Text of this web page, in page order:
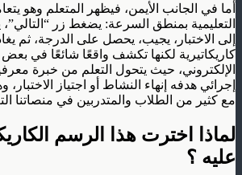
أما في الجانب الأيمن، فيظهر المتعلم وهو
التعليمية بمنطق السرعة: يضغط زر
إلى الاختبار، يجيب، يحصل على الدرجة، ثم
كاريكاتيرية لكنها تكشف واقعًا شائعًا في بعض
الإلكتروني، حيث يتحول التعلم من خبرة
إجرائي هدفه إنهاء النشاط أو اجتياز الاختبار،
مع كثير من الطلاب والمتدربين في منصاتنا
لماذا اخترت هذا الرسم
عليه ؟